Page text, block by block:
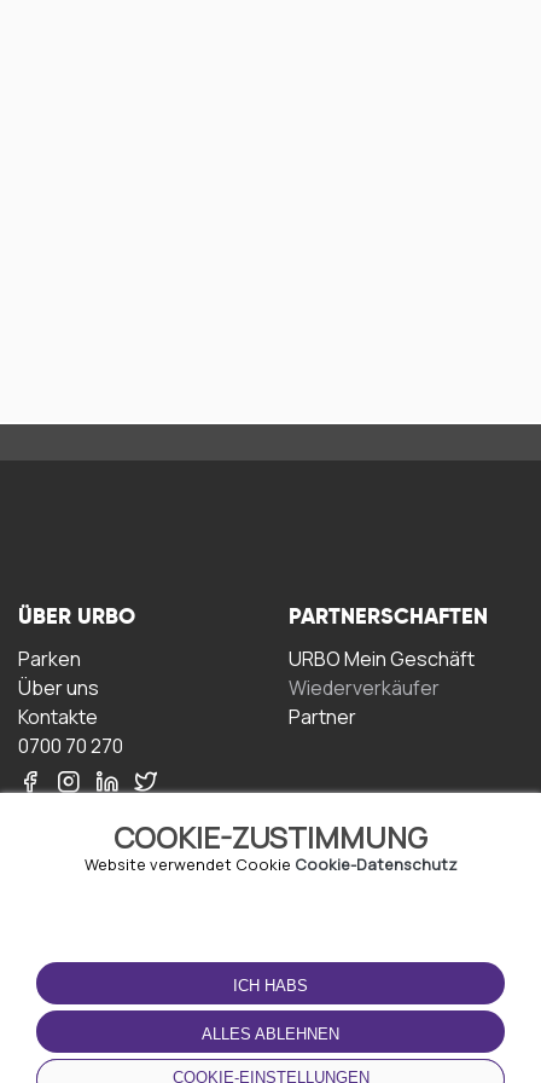
COOKIE-ZUSTIMMUNG
Website verwendet Cookie Cookie-Datenschutz
ICH HABS
ALLES ABLEHNEN
COOKIE-EINSTELLUNGEN
ÜBER URBO
Parken
Über uns
Kontakte
0700 70 270
PARTNERSCHAFTEN
URBO Mein Geschäft
Wiederverkäufer
Partner
NUTZUNGSBEDINGUNGEN
Geschäftsbedingungen
Datenschutz-
Bestimmungen
Cookie-Richtlinie
LADEN SIE DIE APP
HERUNTER